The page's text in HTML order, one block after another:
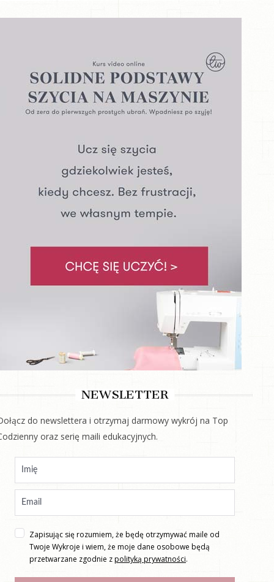
NEWSLETTER
do newslettera i otrzymaj darmowy wykrój na Top
oraz serię maili edukacyjnych.
Zapisując się rozumiem, że będę otrzymywać maile od
Twoje Wykroje i wiem, że moje dane osobowe będą
przetwarzane zgodnie zpolityką prywatności.